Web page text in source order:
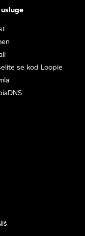
se kod Loopie